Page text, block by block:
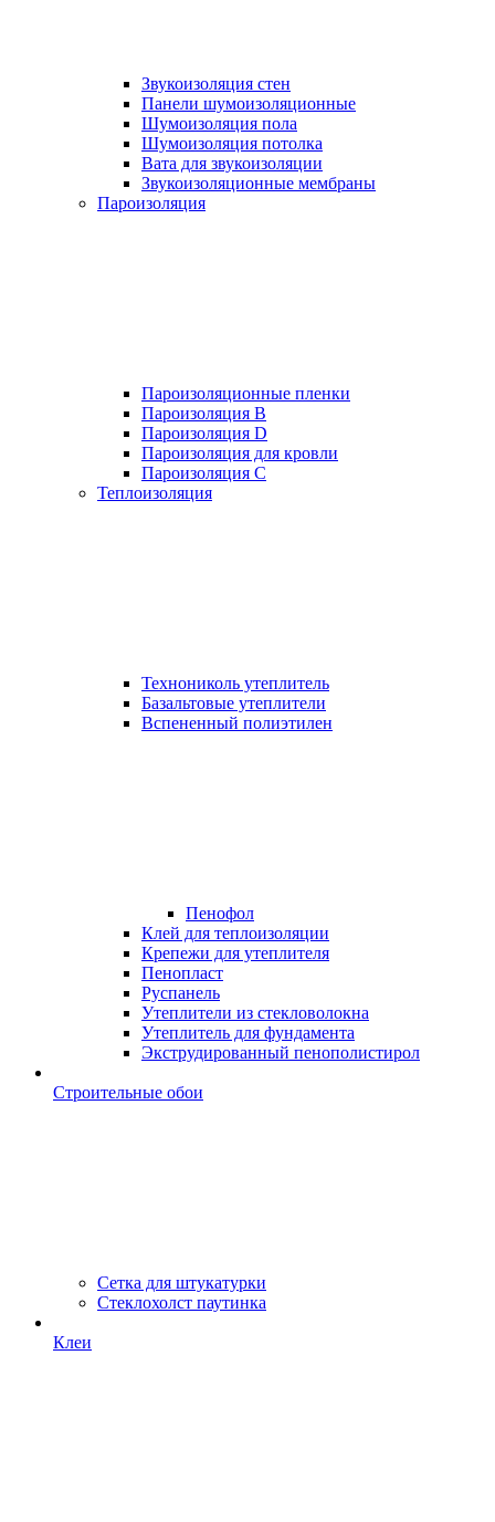
Звукоизоляция стен
Панели шумоизоляционные
Шумоизоляция пола
Шумоизоляция потолка
Вата для звукоизоляции
Звукоизоляционные мембраны
Пароизоляция
Пароизоляционные пленки
Пароизоляция B
Пароизоляция D
Пароизоляция для кровли
Пароизоляция С
Теплоизоляция
Технониколь утеплитель
Базальтовые утеплители
Вспененный полиэтилен
Пенофол
Клей для теплоизоляции
Крепежи для утеплителя
Пенопласт
Руспанель
Утеплители из стекловолокна
Утеплитель для фундамента
Экструдированный пенополистирол
Строительные обои
Сетка для штукатурки
Стеклохолст паутинка
Клеи